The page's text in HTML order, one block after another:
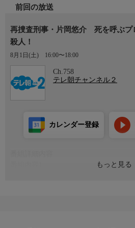
前回の放送
再捜査刑事・片岡悠介 死を呼ぶプ
殺人！
8月1日(土) 16:00〜18:00
Ch.758
テレ朝チャンネル２
もっと見る
カレンダー登録